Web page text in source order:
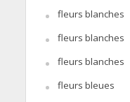
fleurs blanches
fleurs blanches
fleurs blanches
fleurs bleues